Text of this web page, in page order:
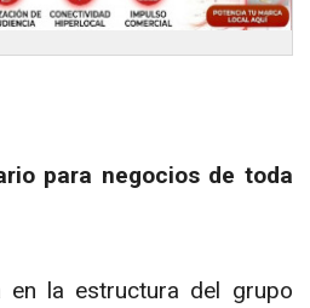
para negocios de toda
en la estructura del grupo